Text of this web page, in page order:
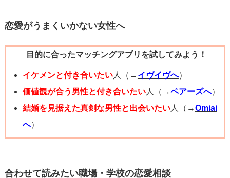
それでもう一歩踏み込みたいなら、軽めの誘いをしてみる
しれないので、短時間で切り上げられるもの（「近くに用
事があるんだけど、ついでにお茶でもどう？」とか「この
イベント気になってるんだけど一緒に行かない？」）や、
卒業後の予定を聞く口実で会うのも自然です。誘った結果
は相手次第ですが、はっきりしない反応ばかりならそれが
彼の現状の気持ちだと受け止める判断材料になります。
もし「これ以上関わって傷つきたくない」と思うなら、距
恋愛がうまくいかない女性へ
目的に合ったマッチングアプリを試してみよう！
イケメンと付き合いたい人（→ イヴイヴへ）
価値観が合う男性と付き合いたい人（→ペアーズへ）
結婚を見据えた真剣な男性と出会いたい人（→Omiai
へ）
合わせて読みたい職場・学校の恋愛相談